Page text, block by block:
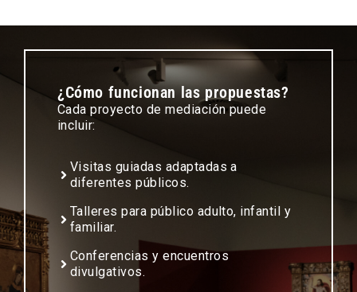
¿Cómo funcionan las propuestas?
Cada proyecto de mediación puede
incluir:
Visitas guiadas adaptadas a
diferentes públicos.
Talleres para público adulto, infantil y
familiar.
Conferencias y encuentros
divulgativos.